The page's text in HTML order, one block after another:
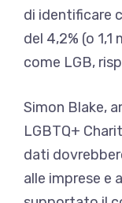
di identificare
del 4,2% (o
come LGB,
Simon Blake,
LGBTQ+
dati
alle imprese e